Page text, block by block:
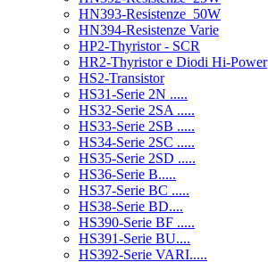
HN393-Resistenze_50W
HN394-Resistenze Varie
HP2-Thyristor - SCR
HR2-Thyristor e Diodi Hi-Power
HS2-Transistor
HS31-Serie 2N .....
HS32-Serie 2SA .....
HS33-Serie 2SB .....
HS34-Serie 2SC .....
HS35-Serie 2SD .....
HS36-Serie B.....
HS37-Serie BC .....
HS38-Serie BD....
HS390-Serie BF .....
HS391-Serie BU....
HS392-Serie VARI.....